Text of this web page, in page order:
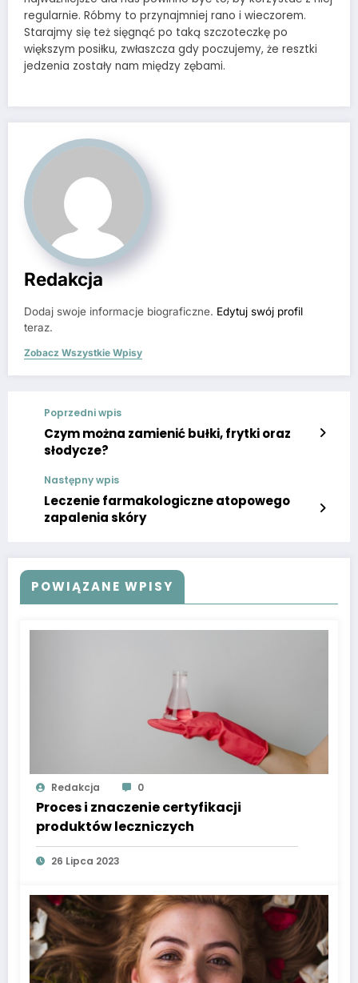
regularnie. Róbmy to przynajmniej rano i wieczorem.
Starajmy się też sięgnąć po taką szczoteczkę po
większym posiłku, zwłaszcza gdy poczujemy, że resztki
jedzenia zostały nam między zębami.
Redakcja
Dodaj swoje informacje biograficzne. Edytuj swój profil
teraz.
Zobacz Wszystkie Wpisy
Poprzedni wpis
Czym można zamienić bułki, frytki oraz
słodycze?
Następny wpis
Leczenie farmakologiczne atopowego
zapalenia skóry
POWIĄZANE WPISY
Redakcja 0
Proces i znaczenie certyfikacji
produktów leczniczych
26 Lipca 2023